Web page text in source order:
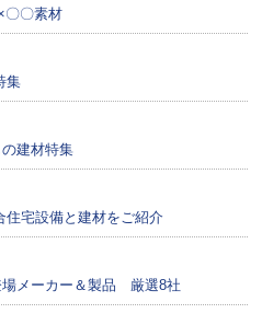
〇〇素材
集
の建材特集
住宅設備と建材をご紹介
場メーカー＆製品 厳選8社